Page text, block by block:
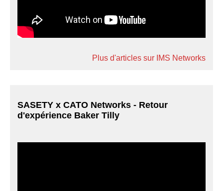
Plus d'articles sur IMS Networks
SASETY x CATO Networks - Retour
d'expérience Baker Tilly